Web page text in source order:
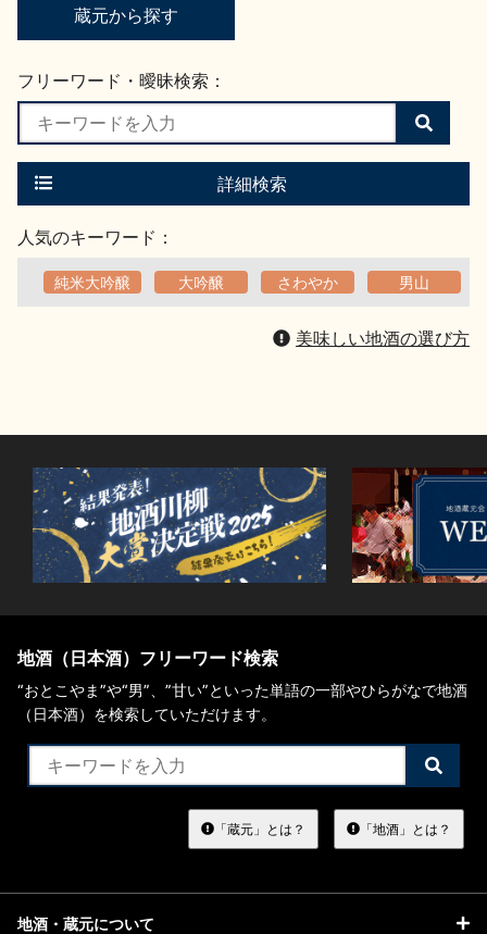
蔵元から探す
フリーワード・曖昧検索：
検
索
す
詳細検索
人気のキーワード：
純米大吟醸 大吟醸 さわやか 男山
美味しい地酒の選び方
地酒（日本酒）フリーワード検索
“おとこやま”や“男”、”甘い”といった単語の一部やひらがなで地酒
（日本酒）を検索していただけます。
検
索
る
「蔵元」とは？ 「地酒」とは？
地酒・蔵元について